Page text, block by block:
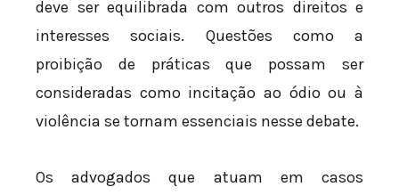
deve ser equilibrada com outros direitos e
interesses sociais. Questões como a
proibição de práticas que possam ser
consideradas como incitação ao ódio ou à
violência se tornam essenciais nesse debate.
Os advogados que atuam em casos